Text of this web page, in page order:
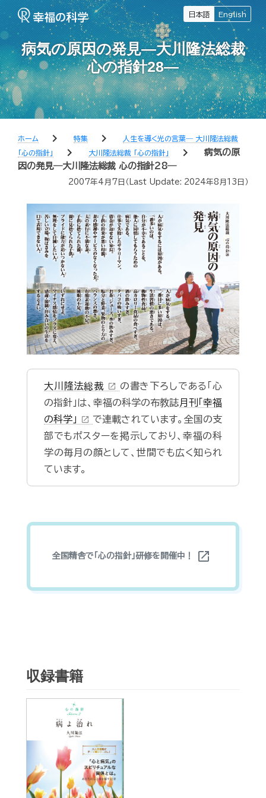
日本語 English
病気の原因の発見―大川隆法総裁
心の指針28―
ホーム chevron_right 特集 chevron_right
人生を導く光の言葉― 大川隆法総裁
「心の指針」
chevron_right 大川隆法総裁 「心の指針」 chevron_right
病気の原
因の発見―大川隆法総裁 心の指針28―
2007年4月7日 （Last Update: 2024年8月13日 ）
大川隆法総裁 open_in_new の書き下ろしである「心
の指針」は、幸福の科学の布教誌月刊「幸福
の科学」
open_in_new で連載されています。全国の支
部でもポスターを掲示しており、幸福の科
学の毎月の顔として、世間でも広く知られ
ています。
全国精舎で「心の指針」研修を開催中！ open_in_new
収録書籍